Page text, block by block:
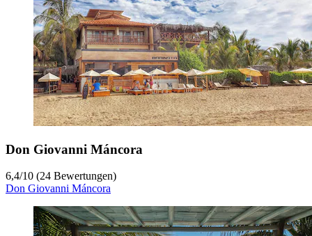
Don Giovanni Máncora
6,4/10 (24 Bewertungen)
Don Giovanni Máncora